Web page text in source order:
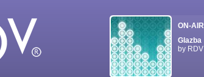
ON-AIR
Glazba
by RDV